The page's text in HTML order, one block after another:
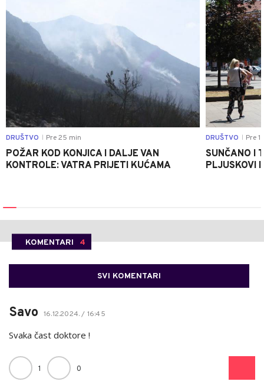
DRUŠTVO Pre 25 min
POŽAR KOD KONJICA I DALJE VAN
KONTROLE: VATRA PRIJETI KUĆAMA
DRUŠTVO Pre 1
SUNČANO I
PLJUSKOVI
KOMENTARI 4
SVI KOMENTARI
Savo 16.12.2024. / 16:45
Svaka čast doktore !
1 0